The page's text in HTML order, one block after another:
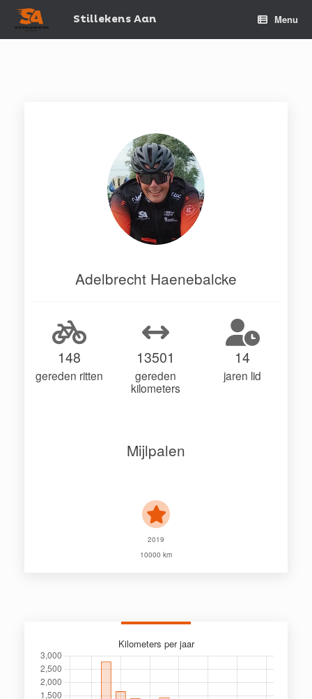
Spring
Stillekens Aan Menu
Adelbrecht Haenebalcke
148
gereden ritten
13501
gereden
kilometers
14
jaren lid
Mijlpalen
2019
10000 km
Kilometers per jaar